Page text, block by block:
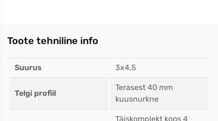
Toote tehniline info
Suurus 3x4,5
Telgi profiil
Terasest 40 mm
kuusnurkne
Täiskomplekt koos 4